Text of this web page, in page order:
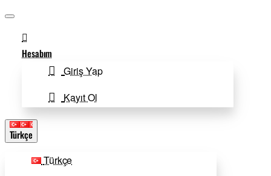
Hesabım
Giriş Yap
Kayıt Ol
Türkçe
Türkçe